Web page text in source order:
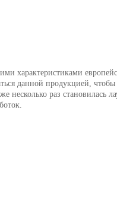
характеристиками
данной продукцией,
несколько раз